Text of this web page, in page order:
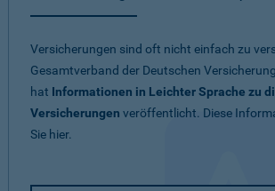
Versicherungen sind oft nicht einfach zu
Gesamtverband der Deutschen
hat Informationen in Leichter Sprache zu
Versicherungen veröffentlicht. Diese
Sie hier.